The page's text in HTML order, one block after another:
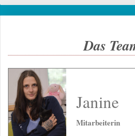
Das
Janine
Mitarbeiterin